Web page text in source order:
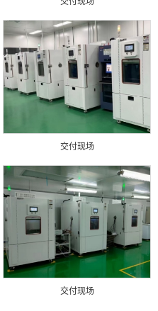
交付现场
交付现场